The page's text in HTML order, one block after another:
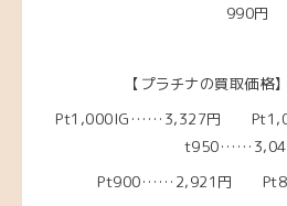
990円
【プラチナの買取価格
Pt1,000IG……3,327円
Pt900……2,921円